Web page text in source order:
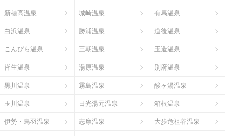
新穂高温泉 城崎温泉 有馬温泉
白浜温泉 勝浦温泉 道後温泉
こんぴら温泉 三朝温泉 玉造温泉
皆生温泉 湯原温泉 別府温泉
黒川温泉 霧島温泉 酸ヶ湯温泉
玉川温泉 日光湯元温泉 箱根温泉
伊勢・鳥羽温泉 志摩温泉 大歩危祖谷温泉